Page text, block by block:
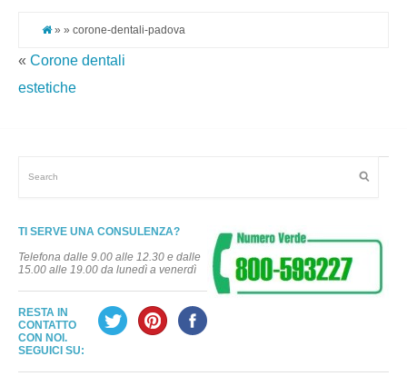
» » corone-dentali-padova
« Corone dentali
estetiche
TI SERVE UNA CONSULENZA?
Telefona dalle 9.00 alle 12.30 e dalle
15.00 alle 19.00 da lunedì a venerdì
RESTA IN
CONTATTO
CON NOI.
SEGUICI SU: